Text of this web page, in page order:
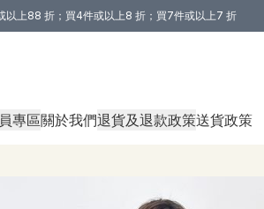
以上88 折；買4件或以上8 折；買7件或以上7 折
專區關於我們退貨及退款政策送貨政策